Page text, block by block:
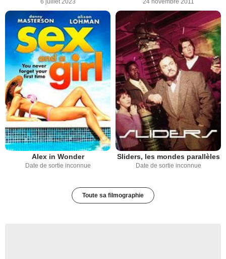
Alex in Wonder
Date de sortie inconnue
Sliders, les mondes parallèles
Date de sortie inconnue
Toute sa filmographie